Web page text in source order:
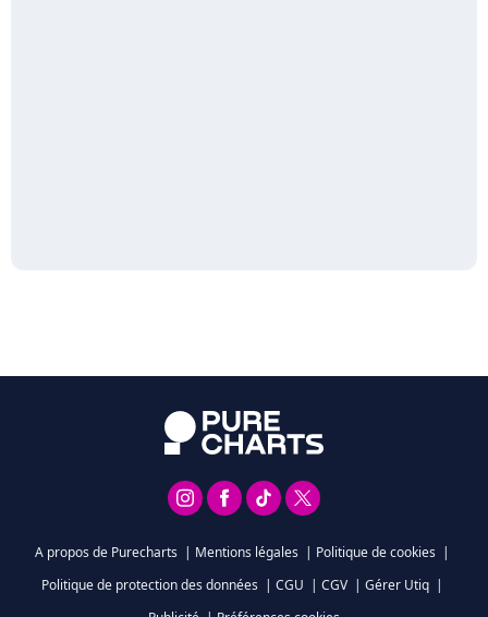
A propos de Purecharts | Mentions légales | Politique de cookies |
Politique de protection des données | CGU | CGV | Gérer Utiq |